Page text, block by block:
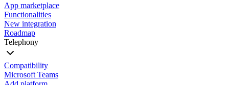
App marketplace
Functionalities
New integration
Roadmap
Telephony
Compatibility
Microsoft Teams